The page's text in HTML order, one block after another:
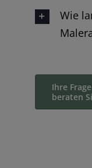
Wie
Ihre
beraten